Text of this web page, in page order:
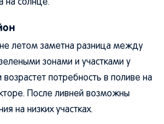
на солнце.
летом заметна разница между
зонами и участками у
потребность в поливе на
После ливней возможны
на низких участках.